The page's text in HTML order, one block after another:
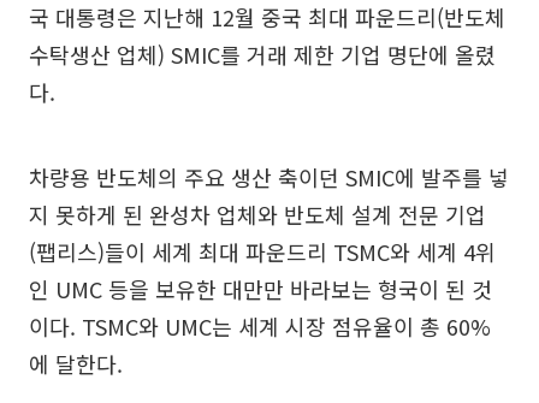
국 대통령은 지난해 12월 중국 최대 파운드리(반도체
수탁생산 업체) SMIC를 거래 제한 기업 명단에 올렸
다.
차량용 반도체의 주요 생산 축이던 SMIC에 발주를 넣
지 못하게 된 완성차 업체와 반도체 설계 전문 기업
(팹리스)들이 세계 최대 파운드리 TSMC와 세계 4위
인 UMC 등을 보유한 대만만 바라보는 형국이 된 것
이다. TSMC와 UMC는 세계 시장 점유율이 총 60%
에 달한다.